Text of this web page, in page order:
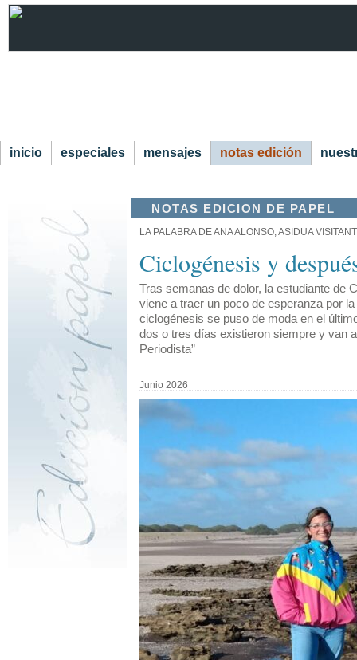
inicio especiales mensajes notas edición
NOTAS EDICION DE PAPEL
LA PALABRA DE ANA ALONSO, ASIDUA
Ciclogénesis y
Tras semanas de dolor, la estudiante de
viene a traer un poco de esperanza por
ciclogénesis se puso de moda en el
dos o tres días existieron siempre y van
Periodista”
Junio 2026